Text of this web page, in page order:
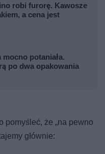
robi furorę. Kawosze
a cena jest
potaniała.
po dwa opakowania
pomyśleć, że „na pewno
głównie: